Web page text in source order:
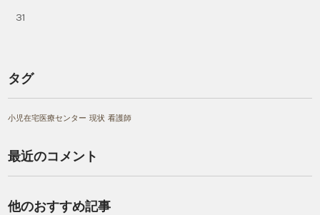
31
タグ
小児在宅医療センター 現状 看護師
最近のコメント
他のおすすめ記事